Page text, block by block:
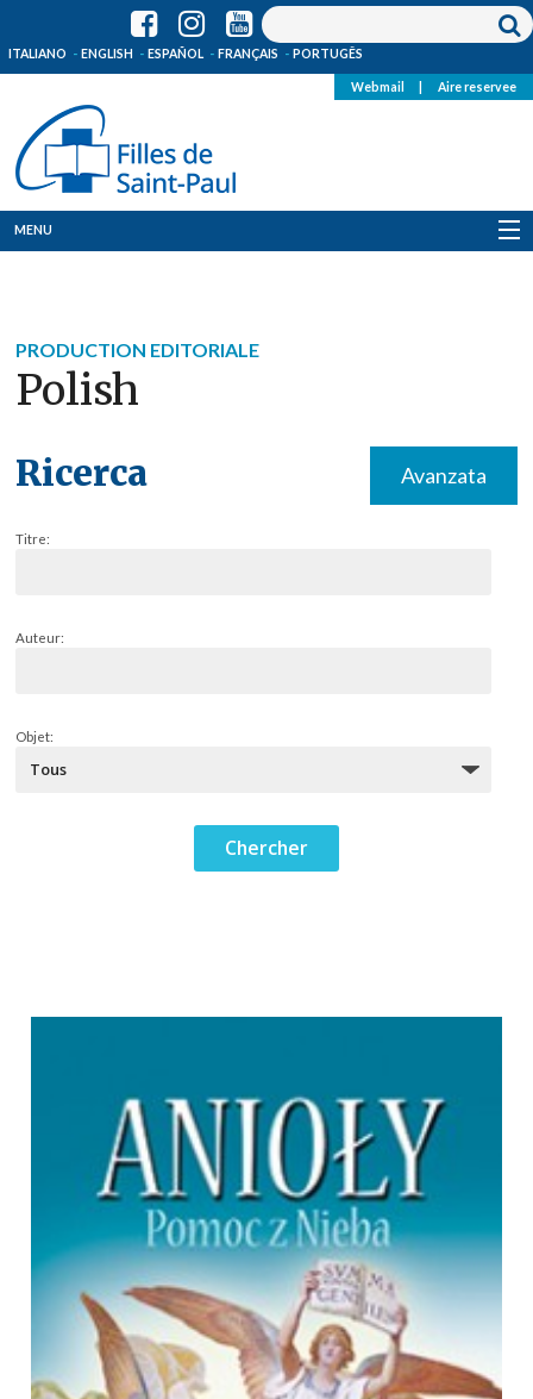
ITALIANO ENGLISH ESPAÑOL FRANÇAIS PORTUGÊS
Webmail Aire reservee
MENU
News
PRODUCTION EDITORIALE
Polish
Ricerca Avanzata
Titre:
Auteur:
Objet: